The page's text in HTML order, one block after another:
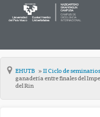
EHUTB II Ciclo de
ganadería entre finales del
del Rin